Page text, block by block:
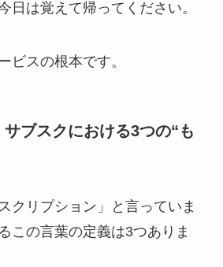
日は覚えて帰ってください。
ビスの根本です。
ブスクにおける3つの“も
クリプション」と言っていま
この言葉の定義は3つありま